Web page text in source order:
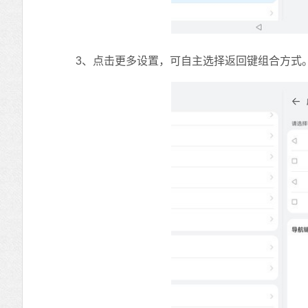
3、点击更多设置，可自主选择返回键组合方式